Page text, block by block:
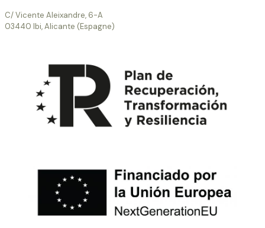
C/ Vicente Aleixandre, 6-A
03440 Ibi, Alicante (Espagne)